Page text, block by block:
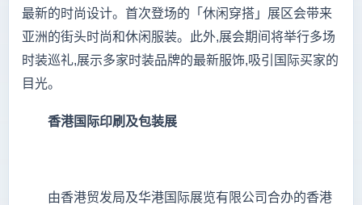
最新的时尚设计。首次登场的「休闲穿搭」展区会带来
亚洲的街头时尚和休闲服装。此外,展会期间将举行多场
时装巡礼,展示多家时装品牌的最新服饰,吸引国际买家的
目光。
香港国际印刷及包装展
由香港贸发局及华港国际展览有限公司合办的香港